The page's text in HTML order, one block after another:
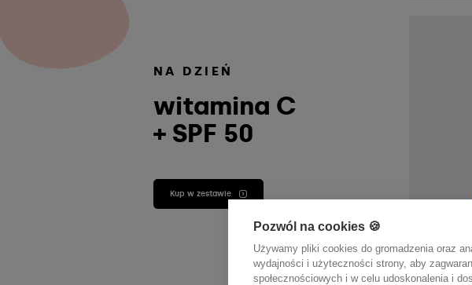
NA DZIEŃ
witamina C
+ SPF 50
Kup w zestawie
Pozwól na cookies 🍪
Używamy pliki cookies do gromadzenia oraz
wydajności i użyteczności strony, aby
społecznościowych i w celu udoskonalenia i